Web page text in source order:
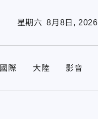
星期六 8月8日, 2026
國際 大陸 影音